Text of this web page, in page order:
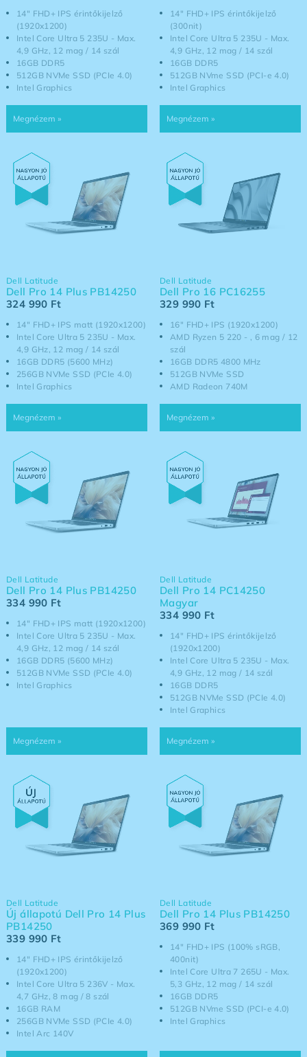
14" FHD+ IPS érintőkijelző
(1920x1200)
Intel Core Ultra 5 235U - Max.
4,9 GHz, 12 mag / 14 szál
16GB DDR5
512GB NVMe SSD (PCIe 4.0)
Intel Graphics
14" FHD+ IPS érintőkijelző
(300nit)
Intel Core Ultra 5 235U - Max.
4,9 GHz, 12 mag / 14 szál
16GB DDR5
512GB NVme SSD (PCI-e 4.0)
Intel Graphics
14" FHD+ IPS matt (1920x1200)
Intel Core Ultra 5 235U - Max.
4,9 GHz, 12 mag / 14 szál
16GB DDR5 (5600 MHz)
256GB NVMe SSD (PCIe 4.0)
Intel Graphics
Dell Latitude
Dell Pro 14 Plus PB14250
324 990 Ft
16" FHD+ IPS (1920x1200)
AMD Ryzen 5 220 - , 6 mag / 12
szál
16GB DDR5 4800 MHz
512GB NVMe SSD
AMD Radeon 740M
Dell Latitude
Dell Pro 16 PC16255
329 990 Ft
14" FHD+ IPS matt (1920x1200)
Intel Core Ultra 5 235U - Max.
4,9 GHz, 12 mag / 14 szál
16GB DDR5 (5600 MHz)
512GB NVMe SSD (PCIe 4.0)
Intel Graphics
Dell Latitude
Dell Pro 14 Plus PB14250
334 990 Ft
14" FHD+ IPS érintőkijelző
(1920x1200)
Intel Core Ultra 5 235U - Max.
4,9 GHz, 12 mag / 14 szál
16GB DDR5
512GB NVMe SSD (PCIe 4.0)
Intel Graphics
Dell Latitude
Dell Pro 14 PC14250
Magyar
334 990 Ft
14" FHD+ IPS érintőkijelző
(1920x1200)
Intel Core Ultra 5 236V - Max.
4,7 GHz, 8 mag / 8 szál
16GB RAM
256GB NVMe SSD (PCIe 4.0)
Intel Arc 140V
Dell Latitude
Új állapotú Dell Pro 14 Plus
PB14250
339 990 Ft
14" FHD+ IPS (100% sRGB,
400nit)
Intel Core Ultra 7 265U - Max.
5,3 GHz, 12 mag / 14 szál
16GB DDR5
512GB NVme SSD (PCI-e 4.0)
Intel Graphics
Dell Latitude
Dell Pro 14 Plus PB14250
369 990 Ft